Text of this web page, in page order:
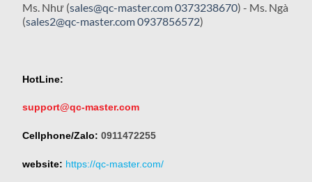
Ms. Như (sales@qc-master.com0373238670) - Ms. Ngà
(sales2@qc-master.com0937856572)
HotLine:
support@qc-master.com
Cellphone/Zalo: 0911472255
website: https://qc-master.com/